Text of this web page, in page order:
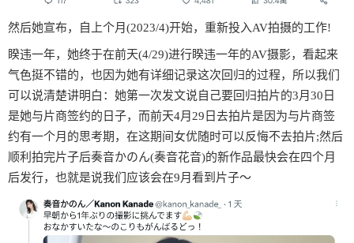
然后她宣布，自上个月(2023/4)开始，重新投入AV拍摄的工作!
睽违一年，她终于在前天(4/29)进行睽违一年的AV摄影，看起来
气色挺不错的，也因为她有详细记录这次回归的过程，所以我们
可以说清楚讲明白：她第一次发文说自己要回归拍片的3月30日
是她与片商签约的日子，而前天4月29日去拍片是因为与片商签
约有一个月的思考期，在这期间女优随时可以反悔不去拍片;然后
顺利拍完片子后奏音かのん(奏音花音)的新作品最快会在四个月
后发行，也就是说我们应该会在9月看到片子〜